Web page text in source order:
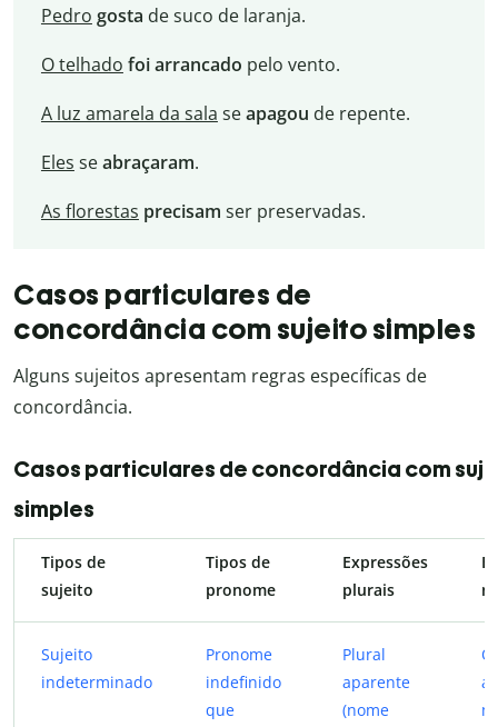
Pedro gosta de suco de laranja.
O telhado foi arrancado pelo vento.
A luz amarela da sala seapagou de repente.
Eles seabraçaram.
As florestas precisam ser preservadas.
Casos particulares de
concordância com sujeito simples
Alguns sujeitos apresentam regras específicas de
concordância.
Casos particulares de concordância com
simples
Tipos de
sujeito
Tipos de
pronome
Expressões
plurais
Sujeito
indeterminado
Pronome
indefinido
que
Plural
aparente
(nome